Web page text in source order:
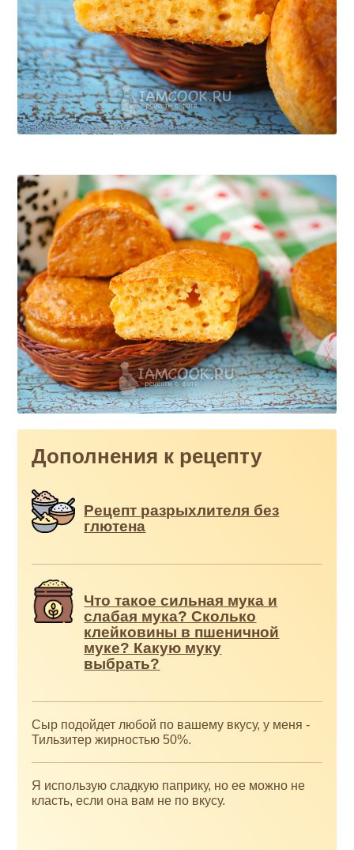
Дополнения к рецепту
Рецепт разрыхлителя без
глютена
Что такое сильная мука и
слабая мука? Сколько
клейковины в пшеничной
муке? Какую муку
выбрать?
Сыр подойдет любой по вашему вкусу, у меня -
Тильзитер жирностью 50%.
Я использую сладкую паприку, но ее можно не
класть, если она вам не по вкусу.